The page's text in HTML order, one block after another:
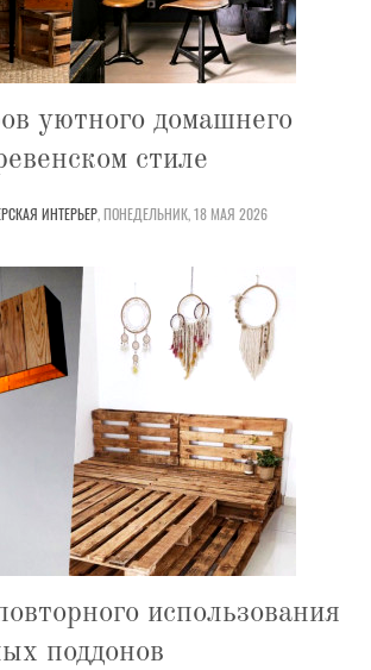
уютного домашнего
стиле
ИНТЕРЬЕР,ПОНЕДЕЛЬНИК, 18 МАЯ 2026
использования
поддонов